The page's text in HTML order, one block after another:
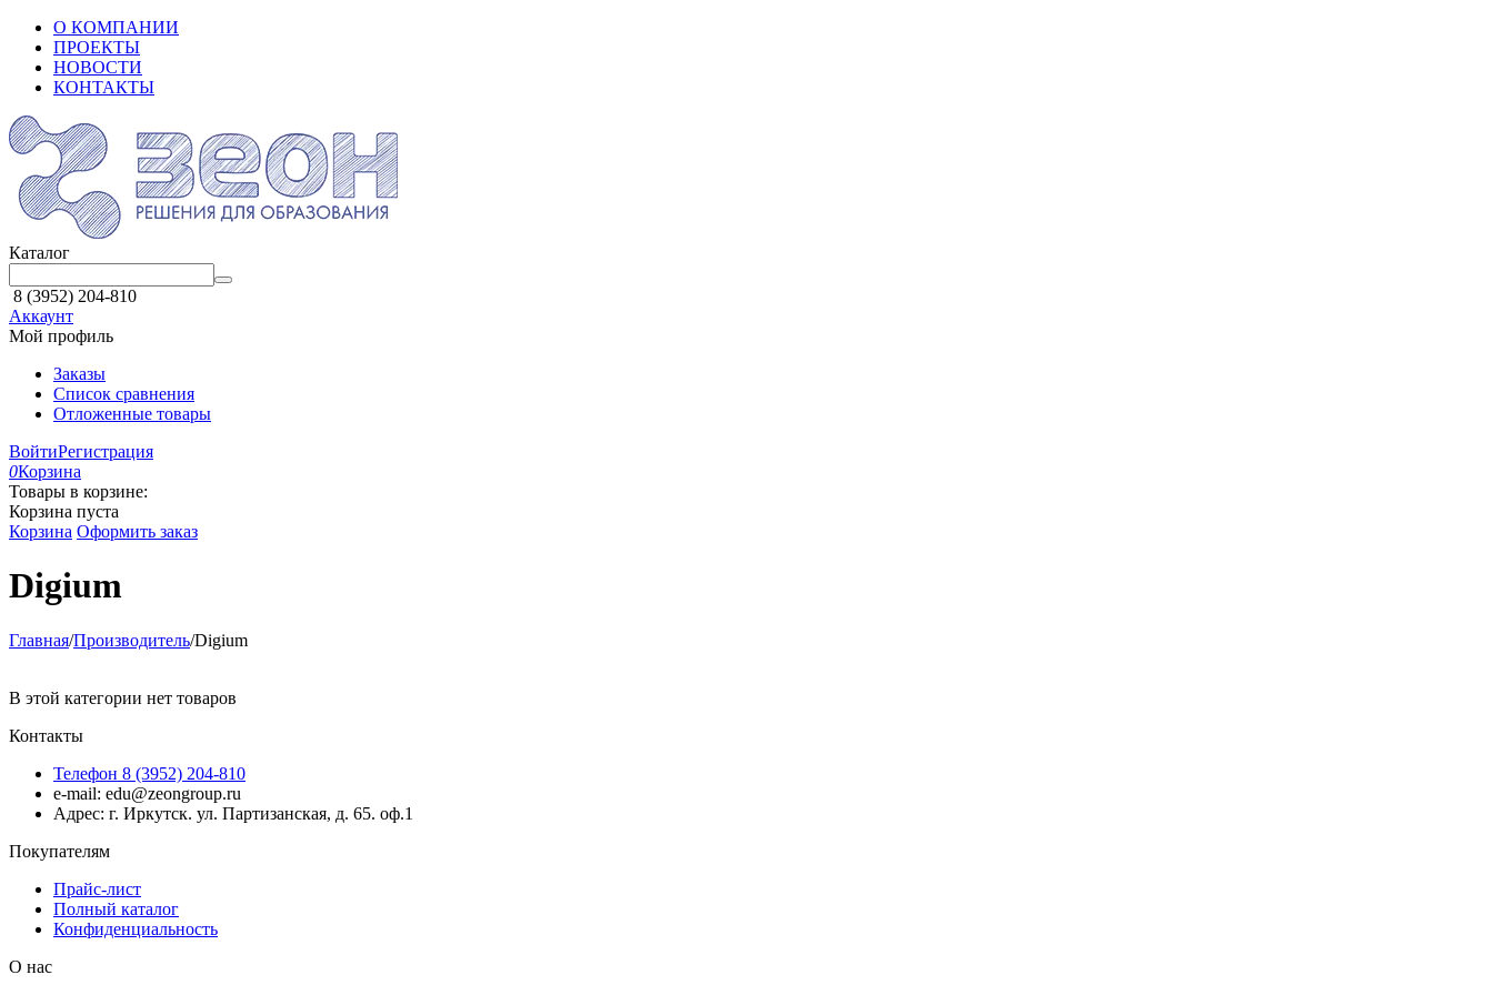
О КОМПАНИИ
ПРОЕКТЫ
НОВОСТИ
КОНТАКТЫ
Каталог
8 (3952) 204-810
Аккаунт
Мой профиль
Заказы
Список сравнения
Отложенные товары
ВойтиРегистрация
0Корзина
Товары в корзине:
Корзина пуста
Корзина Оформить заказ
Digium
Главная/Производитель/Digium
В этой категории нет товаров
Контакты
Телефон 8 (3952) 204-810
e-mail: edu@zeongroup.ru
Адрес: г. Иркутск. ул. Партизанская, д. 65. оф.1
Покупателям
Прайс-лист
Полный каталог
Конфиденциальность
О нас